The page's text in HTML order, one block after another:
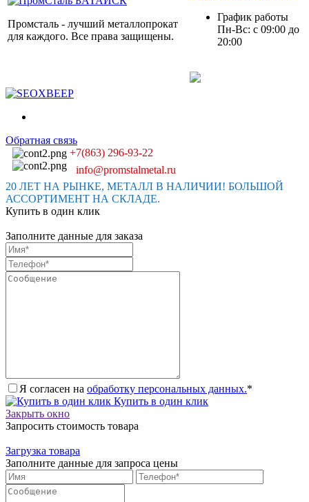
Промсталь - лучший металлопрокат
для каждого. Все права защищены.
График работы
Пн-Вс: с 09:00 до
20:00
Обратная связь
+7(863) 296-93-22
info@promstalmetal.ru
20 ЛЕТ НА РЫНКЕ, МЕТАЛЛ В НАЛИЧИИ! БОЛЬШОЙ
АССОРТИМЕНТ НА СКЛАДЕ.
Купить в один клик
Заполните данные для заказа
Я согласен на обработку персональных данных.*
Купить в один клик
Закрыть окно
Запросить стоимость товара
Загрузка товара
Заполните данные для запроса цены